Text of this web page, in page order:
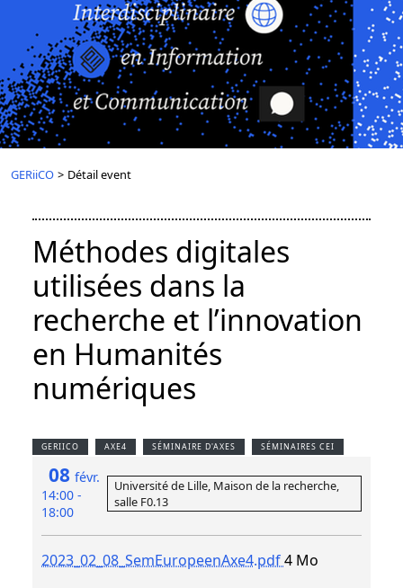
GERiiCO > Détail event
Méthodes digitales
utilisées dans la
recherche et l’innovation
en Humanités
numériques
GERIICO AXE4 SÉMINAIRE D'AXES SÉMINAIRES CEI
08 févr.
14:00 -
18:00
Université de Lille, Maison de la recherche,
salle F0.13
2023_02_08_SemEuropeenAxe4.pdf4 Mo